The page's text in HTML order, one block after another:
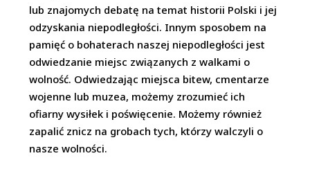
lub znajomych debatę na temat historii Polski i jej
odzyskania niepodległości. Innym sposobem na
pamięć o bohaterach naszej niepodległości jest
odwiedzanie miejsc związanych z walkami o
wolność. Odwiedzając miejsca bitew, cmentarze
wojenne lub muzea, możemy zrozumieć ich
ofiarny wysiłek i poświęcenie. Możemy również
zapalić znicz na grobach tych, którzy walczyli o
nasze wolności.